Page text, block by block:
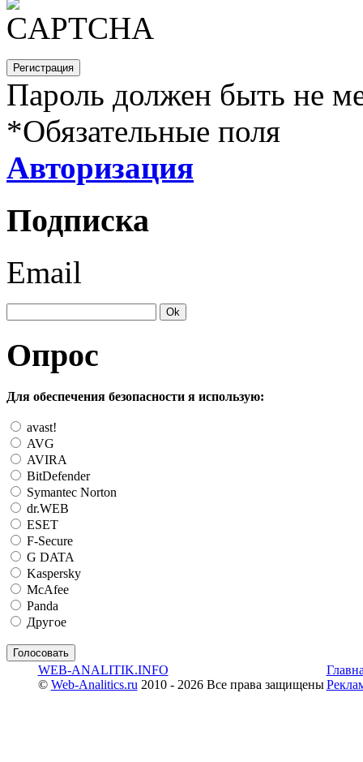
Пароль должен быть не
*Обязательные поля
Авторизация
Подписка
Email
Опрос
Для обеспечения безопасности я использую:
avast!
AVG
AVIRA
BitDefender
Symantec Norton
dr.WEB
ESET
F-Secure
G DATA
Kaspersky
McAfee
Panda
Другое
WEB-ANALITIK.INFO
© Web-Analitics.ru 2010 - 2026 Все права защищены